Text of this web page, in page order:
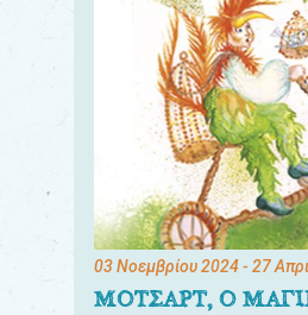
03 Νοεμβρίου 2024- 27
ΜΟΤΣΑΡΤ, Ο